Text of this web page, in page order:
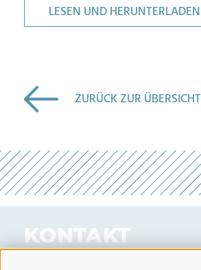
LESEN UND HERUNTERLADEN
ZURÜCK ZUR ÜBERSICHT
KONTAKT